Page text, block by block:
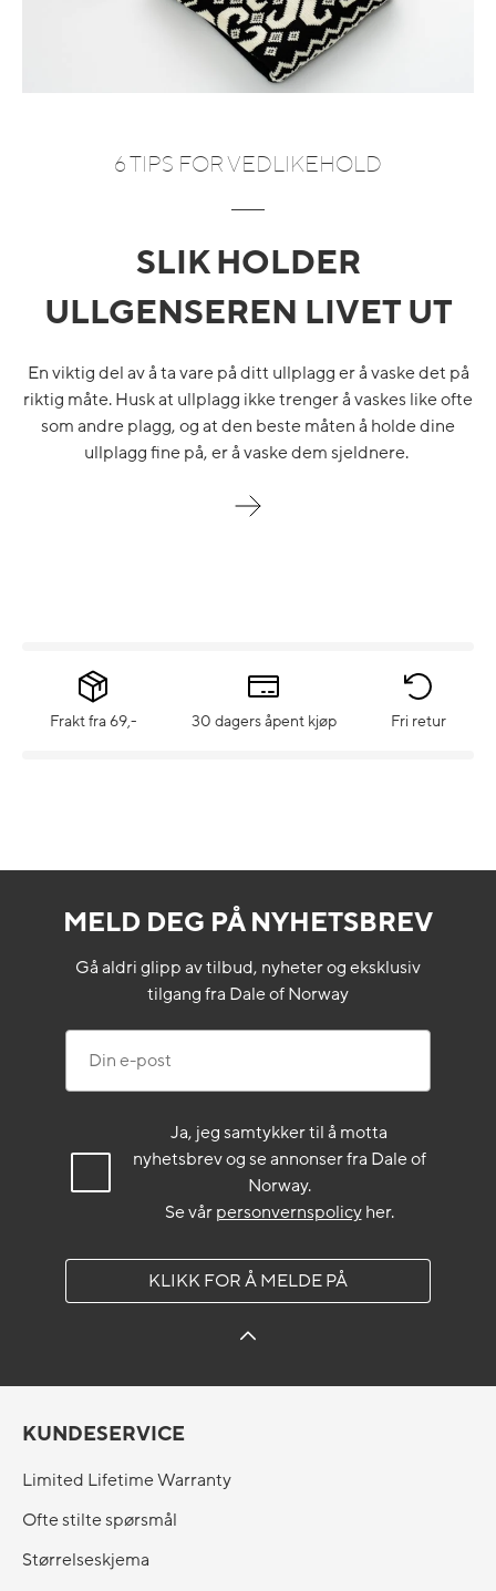
6 TIPS FOR VEDLIKEHOLD
SLIK HOLDER
ULLGENSEREN LIVET UT
En viktig del av å ta vare på ditt ullplagg er å vaske det på
riktig måte. Husk at ullplagg ikke trenger å vaskes like ofte
som andre plagg, og at den beste måten å holde dine
ullplagg fine på, er å vaske dem sjeldnere.
Frakt fra 69,- 30 dagers åpent kjøp Fri retur
MELD DEG PÅ NYHETSBREV
Gå aldri glipp av tilbud, nyheter og eksklusiv
tilgang fra Dale of Norway
Ja, jeg samtykker til å motta
nyhetsbrev og se annonser fra Dale of
Norway.
Se vårpersonvernspolicyher.
KLIKK FOR Å MELDE PÅ
KUNDESERVICE
Limited Lifetime Warranty
Ofte stilte spørsmål
Størrelseskjema